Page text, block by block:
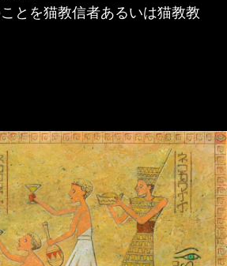
とを猫教信者あるいは猫教教